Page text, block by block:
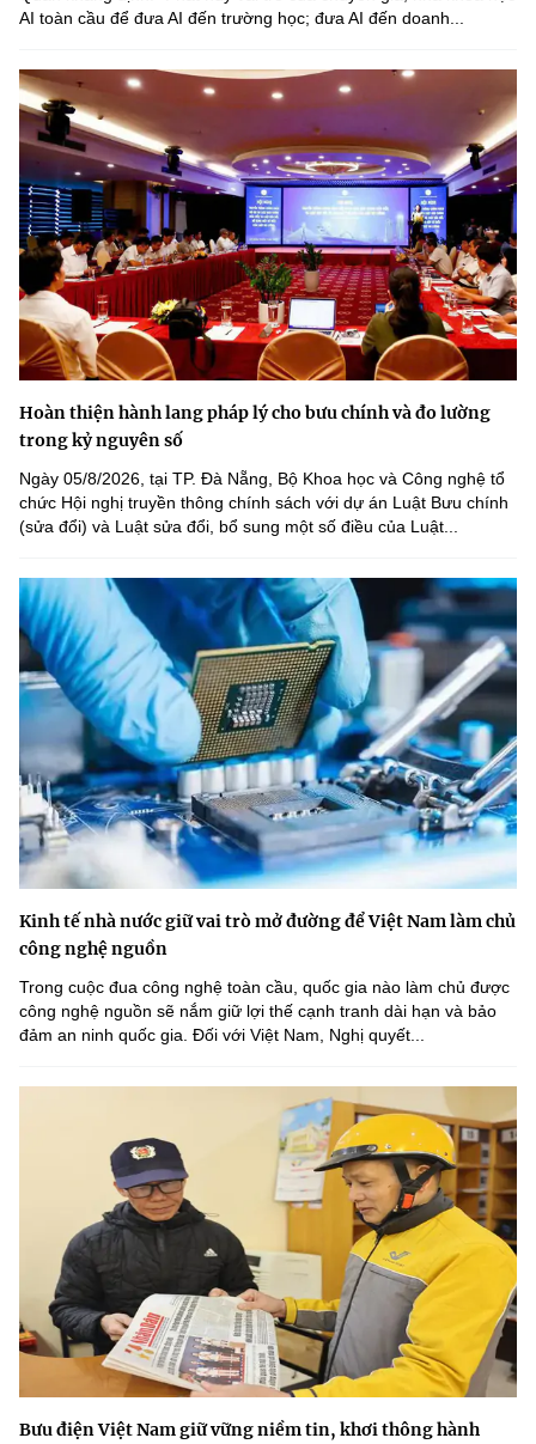
AI toàn cầu để đưa AI đến trường học; đưa AI đến doanh...
Hoàn thiện hành lang pháp lý cho bưu chính và đo lường
trong kỷ nguyên số
Ngày 05/8/2026, tại TP. Đà Nẵng, Bộ Khoa học và Công nghệ tổ
chức Hội nghị truyền thông chính sách với dự án Luật Bưu chính
(sửa đổi) và Luật sửa đổi, bổ sung một số điều của Luật...
Kinh tế nhà nước giữ vai trò mở đường để Việt Nam làm chủ
công nghệ nguồn
Trong cuộc đua công nghệ toàn cầu, quốc gia nào làm chủ được
công nghệ nguồn sẽ nắm giữ lợi thế cạnh tranh dài hạn và bảo
đảm an ninh quốc gia. Đối với Việt Nam, Nghị quyết...
Bưu điện Việt Nam giữ vững niềm tin, khơi thông hành